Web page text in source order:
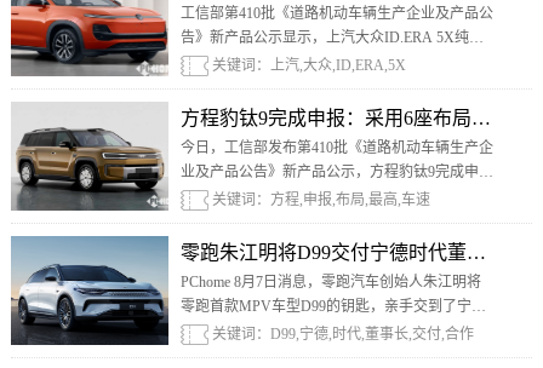
工信部第410批《道路机动车辆生产企业及产品公
告》新产品公示显示，上汽大众ID.ERA 5X纯电
动多用途乘用车已完成申报。
关键词：上汽,大众,ID,ERA,5X
方程豹钛9完成申报：采用6座布局，最高
今日，工信部发布第410批《道路机动车辆生产企
业及产品公告》新产品公示，方程豹钛9完成申
报。 关键词：方程,申报,布局,最高,车速
零跑朱江明将D99交付宁德时代董事长曾
PChome 8月7日消息，零跑汽车创始人朱江明将
零跑首款MPV车型D99的钥匙，亲手交到了宁德
时代董事长曾毓群手中。从电芯供应商到整车交
付，这场仪式的主角其实是双方长达数年的合作
关键词：D99,宁德,时代,董事长,交付,合作